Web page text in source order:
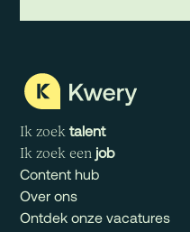
Ik zoek talent
Ik zoek een job
Content hub
Over ons
Ontdek onze vacatures